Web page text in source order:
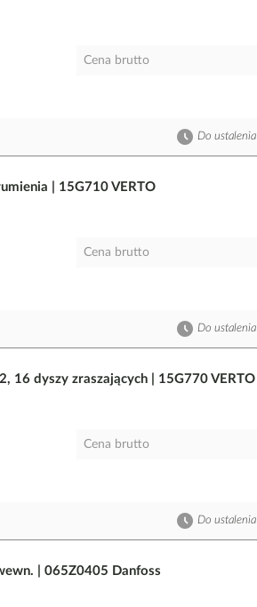
Cena brutto
Do ustalenia
| 15G710 VERTO
Cena brutto
Do ustalenia
16 dyszy zraszających | 15G770 VERTO
Cena brutto
Do ustalenia
| 065Z0405 Danfoss